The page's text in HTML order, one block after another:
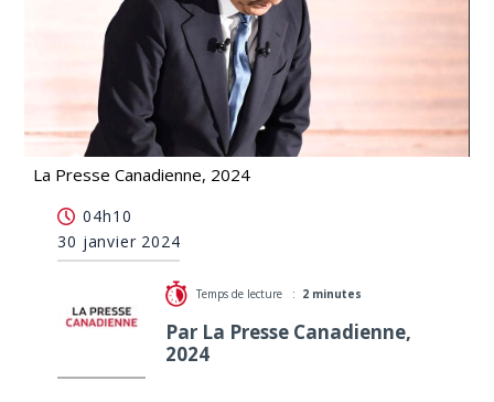
La Presse Canadienne, 2024
dévoilement de chiffres élevés de ventes
04h10
30 janvier 2024
Temps de lecture : 2 minutes
Par La Presse Canadienne,
2024